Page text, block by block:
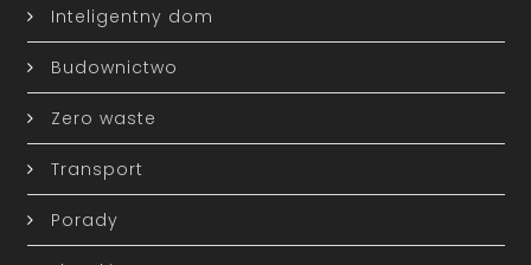
Inteligentny dom
Budownictwo
Zero waste
Transport
Porady